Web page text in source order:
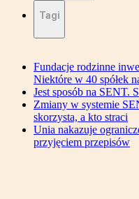
Tagi
Fundacje rodzinne
Niektóre w 40 spółek
Jest sposób na SENT.
Zmiany w systemie
skorzysta, a kto straci
Unia nakazuje
przyjęciem przepisów